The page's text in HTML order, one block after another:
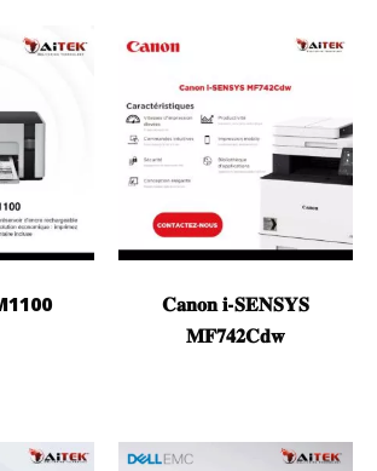
𝐂𝐚𝐧𝐨𝐧 𝐢-𝐒𝐄𝐍𝐒𝐘𝐒
𝐌𝐅𝟕𝟒𝟐𝐂𝐝𝐰